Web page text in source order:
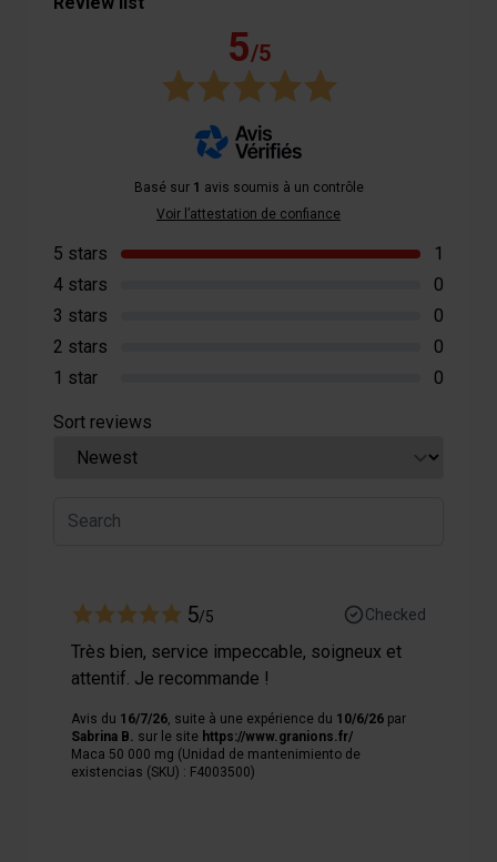
5/5
Basé sur 1 avis soumis à un contrôle
Voir l’attestation de confiance
5 stars
1
4 stars
0
3 stars
0
2 stars
0
1 star
0
Sort reviews
5/5 Checked
Très bien, service impeccable, soigneux et
attentif. Je recommande !
Avis du 16/7/26 , suite à une expérience du 10/6/26 par
Sabrina B.
sur le site https://www.granions.fr/
Maca 50 000 mg (Unidad de mantenimiento de
existencias (SKU) : F4003500)